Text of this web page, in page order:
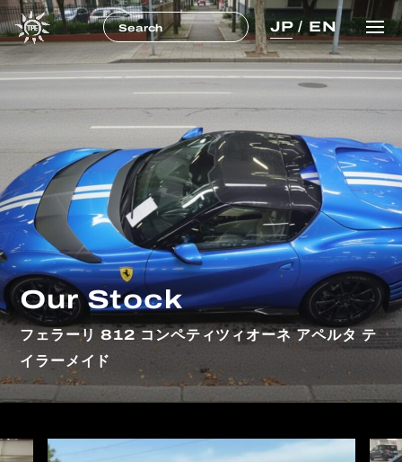
JP/EN
Our Stock
フェラーリ 812 コンペティツィオーネ アペルタ テ
イラーメイド